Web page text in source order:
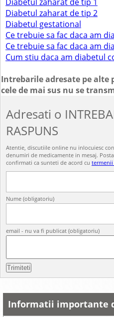
Diabetul zaharat de tip 2
Diabetul gestational
Ce trebuie sa fac daca am
Ce trebuie sa fac daca am
Cum stiu daca am diabetul
Intrebarile adresate pe alte
cele de mai sus nu se
Adresati o
RASPUNS
Atentie, discutiile online nu inlocuiesc
denumiri de medicamente in mesaj.
confirmati ca sunteti de acord cu
Nume (obligatoriu)
email - nu va fi publicat (obligatoriu)
Informatii importante